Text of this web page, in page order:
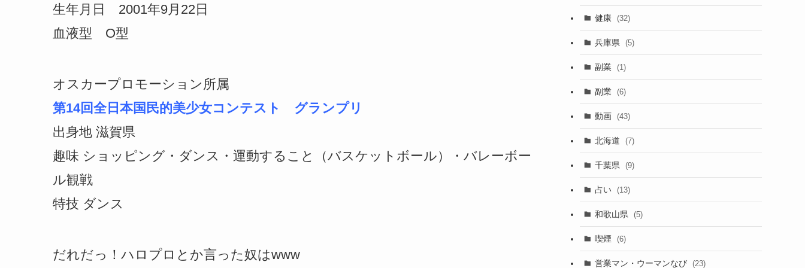
生年月日 2001年9月22日
血液型 O型
オスカープロモーション所属
第14回全日本国民的美少女コンテスト グランプリ
出身地 滋賀県
趣味 ショッピング・ダンス・運動すること（バスケットボール）・バレーボー
ル観戦
特技 ダンス
だれだっ！ハロプロとか言った奴はwww
健康 (32)
兵庫県 (5)
副業 (1)
副業 (6)
動画 (43)
北海道 (7)
千葉県 (9)
占い (13)
和歌山県 (5)
喫煙 (6)
営業マン・ウーマンなび (23)